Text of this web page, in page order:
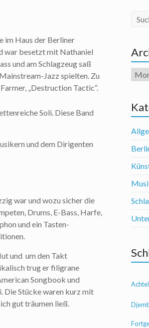
im Haus der Berliner
war besetzt mit Nathaniel
und am Schlagzeug saß
Jazz spielten. Zu
„Destruction Tactic“.
Soli. Diese Band
und dem Dirigenten
war und wozu sicher die
Drums, E-Bass, Harfe,
und ein Tasten-
und um den Takt
trug er filigrane
Songbook und
Die Stücke waren kurz mit
gut träumen ließ.
Achtel